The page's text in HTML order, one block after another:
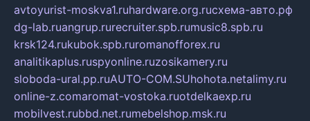
avtoyurist-moskva1.ruhardware.org.ruсхема-авто.рф
dg-lab.ruangrup.rurecruiter.spb.rumusic8.spb.ru
krsk124.rukubok.spb.ruromanofforex.ru
analitikaplus.ruspyonline.ruzosikamery.ru
sloboda-ural.pp.ruAUTO-COM.SUhohota.netalimy.ru
online-z.comaromat-vostoka.ruotdelkaexp.ru
mobilvest.rubbd.net.rumebelshop.msk.ru